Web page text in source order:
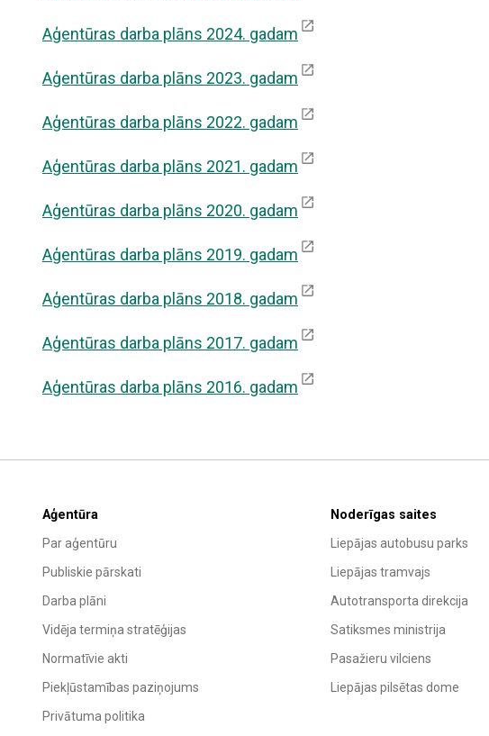
Aģentūras darba plāns 2024. gadam
Aģentūras darba plāns 2023. gadam
Aģentūras darba plāns 2022. gadam
Aģentūras darba plāns 2021. gadam
Aģentūras darba plāns 2020. gadam
Aģentūras darba plāns 2019. gadam
Aģentūras darba plāns 2018. gadam
Aģentūras darba plāns 2017. gadam
Aģentūras darba plāns 2016. gadam
Aģentūra
Par aģentūru
Publiskie pārskati
Darba plāni
Vidēja termiņa stratēģijas
Normatīvie akti
Piekļūstamības paziņojums
Privātuma politika
Noderīgas saites
Liepājas autobusu parks
Liepājas tramvajs
Autotransporta direkcija
Satiksmes ministrija
Pasažieru vilciens
Liepājas pilsētas dome